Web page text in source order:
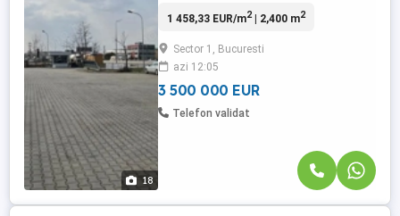
18
la Soseaua de centrua Odaii. Suprafata
dispune pe S+P+1E Suprafata depozitare
si productie 1700 mp Suprafata teren
18.000 mp cu o deschidere ...
1 458,33 EUR/m2| 2,400 m2
Sector 1, Bucuresti
azi 12:05
3 500 000 EUR
Telefon validat